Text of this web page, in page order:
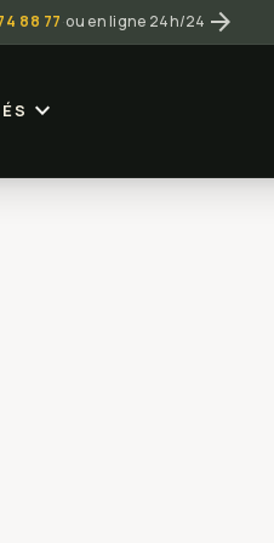
88 77·ou en ligne 24h/24 arrow_forward
expand_more